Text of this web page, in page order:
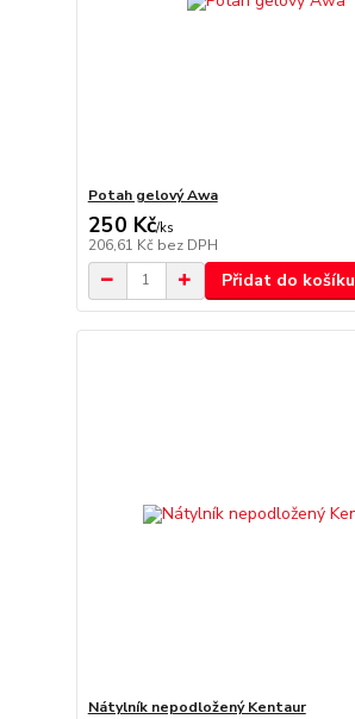
Potah gelový Awa
250 Kč/ks
206,61 Kč bez DPH
Přidat do košíku
Nátylník nepodložený Kentaur